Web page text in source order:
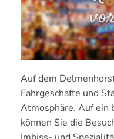
Auf dem
Fahrgeschäfte und
Atmosphäre. Auf ein
können Sie die